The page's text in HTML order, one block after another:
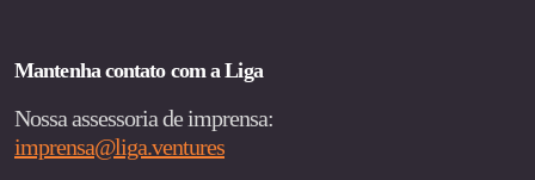
Mantenha contato com a Liga
Nossa assessoria de imprensa:
imprensa@liga.ventures